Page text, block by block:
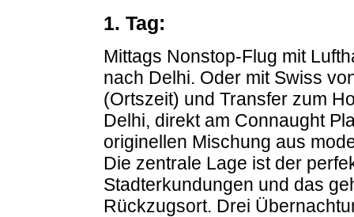
1. Tag:
Mittags Nonstop-Flug mit
nach Delhi. Oder mit Swiss
(Ortszeit) und Transfer zum
Delhi, direkt am Connaught
originellen Mischung aus
Die zentrale Lage ist der
Stadterkundungen und das
Rückzugsort. Drei